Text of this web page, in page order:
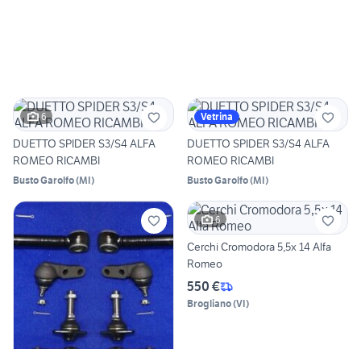
6
DUETTO SPIDER S3/S4 ALFA
ROMEO RICAMBI
Busto Garolfo(MI)
Vetrina
DUETTO SPIDER S3/S4 ALFA
ROMEO RICAMBI
Busto Garolfo(MI)
6
Cerchi Cromodora 5,5x 14 Alfa
Romeo
550 €
Brogliano(VI)